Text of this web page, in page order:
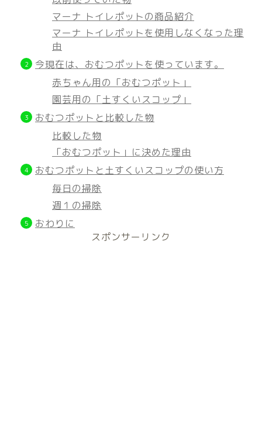
マーナ トイレポットの商品紹介
マーナ トイレポットを使用しなくなった理
由
今現在は、おむつポットを使っています。
赤ちゃん用の「おむつポット」
園芸用の「土すくいスコップ」
おむつポットと比較した物
比較した物
「おむつポット」に決めた理由
おむつポットと土すくいスコップの使い方
毎日の掃除
週１の掃除
おわりに
スポンサーリンク